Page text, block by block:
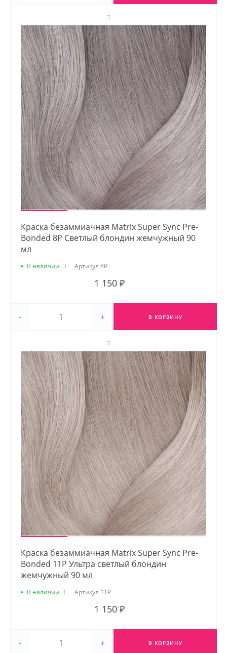
Краска безаммиачная Matrix Super Sync Pre-
Bonded 8P Светлый блондин жемчужный 90
мл
В наличии 3 Артикул 8P
1 150 ₽
- + В КОРЗИНУ
Краска безаммиачная Matrix Super Sync Pre-
Bonded 11P Ультра светлый блондин
жемчужный 90 мл
В наличии 1 Артикул 11P
1 150 ₽
- + В КОРЗИНУ